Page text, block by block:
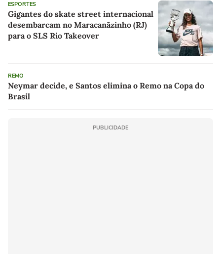
ESPORTES
Gigantes do skate street internacional
desembarcam no Maracanãzinho (RJ)
para o SLS Rio Takeover
REMO
Neymar decide, e Santos elimina o Remo na Copa do
Brasil
PUBLICIDADE